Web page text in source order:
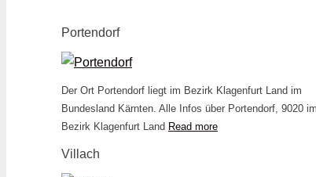
Portendorf
Der Ort Portendorf liegt im Bezirk Klagenfurt Land im
Bundesland Kärnten. Alle Infos über Portendorf, 9020 im
Bezirk Klagenfurt Land Read more
Villach